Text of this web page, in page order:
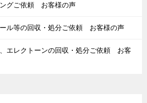
グご依頼 お客様の声
ル等の回収・処分ご依頼 お客様の声
エレクトーンの回収・処分ご依頼 お客